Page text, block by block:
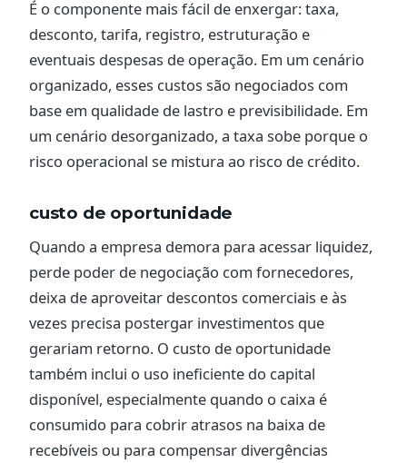
É o componente mais fácil de enxergar: taxa,
desconto, tarifa, registro, estruturação e
eventuais despesas de operação. Em um cenário
organizado, esses custos são negociados com
base em qualidade de lastro e previsibilidade. Em
um cenário desorganizado, a taxa sobe porque o
risco operacional se mistura ao risco de crédito.
custo de oportunidade
Quando a empresa demora para acessar liquidez,
perde poder de negociação com fornecedores,
deixa de aproveitar descontos comerciais e às
vezes precisa postergar investimentos que
gerariam retorno. O custo de oportunidade
também inclui o uso ineficiente do capital
disponível, especialmente quando o caixa é
consumido para cobrir atrasos na baixa de
recebíveis ou para compensar divergências